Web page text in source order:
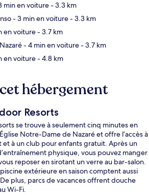
min en voiture- 3.3 km
- 3 min en voiture- 3.3 km
en voiture- 3.7 km
- 4 min en voiture- 3.7 km
en voiture- 4.8 km
hébergement
Resorts
se trouve à seulement cinq minutes en
Notre-Dame de Nazaré et offre l’accès à
à un club pour enfants gratuit. Après un
physique, vous pouvez manger
reposer en sirotant un verre au bar-salon.
extérieure en saison comptent aussi
plus, parcs de vacances offrent douche
Wi-Fi.